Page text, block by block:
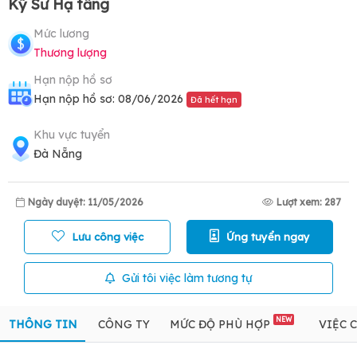
Kỹ Sư Hạ tầng
Mức lương
Thương lượng
Hạn nộp hồ sơ
Hạn nộp hồ sơ: 08/06/2026
Đã hết hạn
Khu vực tuyển
Đà Nẵng
Ngày duyệt: 11/05/2026 Lượt xem: 287
Lưu công việc Ứng tuyển ngay
Gửi tôi việc làm tương tự
THÔNG TIN CÔNG TY MỨC ĐỘ PHÙ HỢP NEW VIỆC